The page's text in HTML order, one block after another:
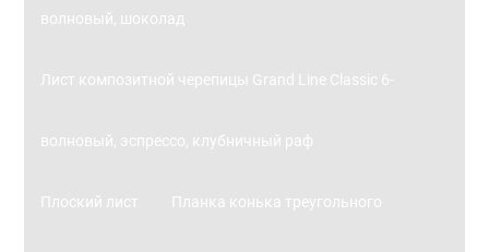
волновый, шоколад
Лист композитной черепицы Grand Line Classic 6-
волновый, эспрессо, клубничный раф
Плоский лист Планка конька треугольного